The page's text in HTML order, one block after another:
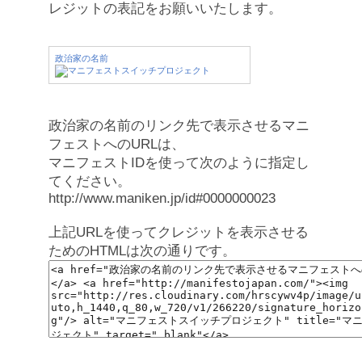
レジットの表記をお願いいたします。
政治家の名前
政治家の名前のリンク先で表示させるマニ
フェストへのURLは、
マニフェストIDを使って次のように指定し
てください。
http://www.maniken.jp/id#0000000023
上記URLを使ってクレジットを表示させる
ためのHTMLは次の通りです。